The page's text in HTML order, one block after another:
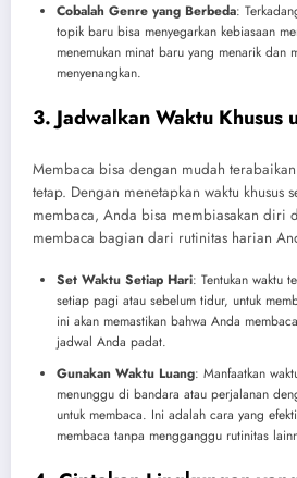
Cobalah Genre yang Berbeda:
topik baru bisa menyegarkan kebiasaan
menemukan minat baru yang menarik dan
menyenangkan.
3. Jadwalkan Waktu Khusus
Membaca bisa dengan mudah
tetap. Dengan menetapkan waktu khusus
membaca, Anda bisa membiasakan diri
membaca bagian dari rutinitas harian
Set Waktu Setiap Hari: Tentukan waktu
setiap pagi atau sebelum tidur, untuk
ini akan memastikan bahwa Anda
jadwal Anda padat.
Gunakan Waktu Luang: Manfaatkan
menunggu di bandara atau perjalanan
untuk membaca. Ini adalah cara yang
membaca tanpa mengganggu rutinitas